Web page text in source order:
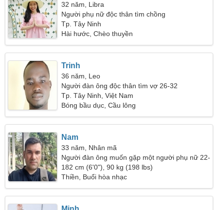
32 năm, Libra
Người phụ nữ độc thân tìm chồng
Tp. Tây Ninh
Hài hước, Chèo thuyền
Trinh
36 năm, Leo
Người đàn ông độc thân tìm vợ 26-32
Tp. Tây Ninh, Việt Nam
Bóng bầu dục, Cầu lông
Nam
33 năm, Nhân mã
Người đàn ông muốn gặp một người phụ nữ 22-
28
182 cm (6'0"), 90 kg (198 lbs)
Thiền, Buổi hòa nhạc